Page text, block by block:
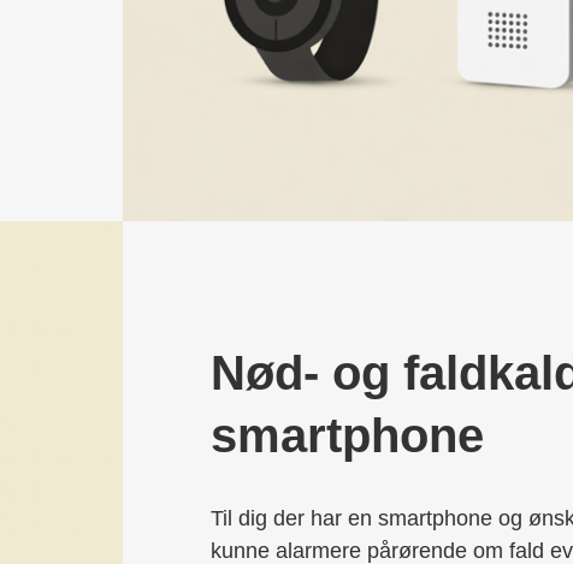
Nød- og
smartphone
Til dig der har en smartphone og
kunne alarmere pårørende om fald